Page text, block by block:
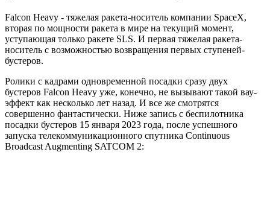
Falcon Heavy - тяжелая ракета-носитель компании SpaceX,
вторая по мощности ракета в мире на текущий момент,
уступающая только ракете SLS. И первая тяжелая ракета-
носитель с возможностью возвращения первых ступеней-
бустеров.
Ролики с кадрами одновременной посадки сразу двух
бустеров Falcon Heavy уже, конечно, не вызывают такой вау-
эффект как несколько лет назад. И все же смотрятся
совершенно фантастически. Ниже запись с беспилотника
посадки бустеров 15 января 2023 года, после успешного
запуска телекоммуникационного спутника Continuous
Broadcast Augmenting SATCOM 2: